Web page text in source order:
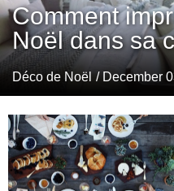
Comment
Noël dans sa
Déco de Noël / December